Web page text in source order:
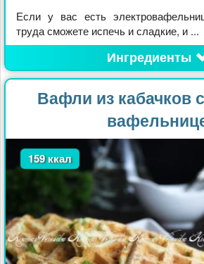
Если у вас есть
труда сможете испечь и сладкие, и ...
Ингредиенты
Вафли из кабачков
159 ккал